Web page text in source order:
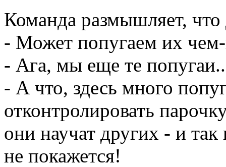
Команда размышляет, что
- Может попугаем их
- Ага, мы еще те
- А что, здесь много
отконтролировать
они научат других - и
не покажется!